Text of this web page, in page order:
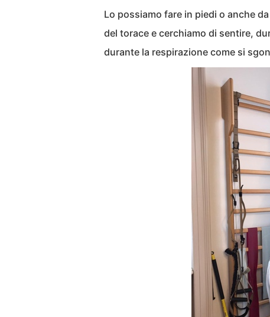
Lo possiamo fare in piedi o anche
del torace e cerchiamo di sentire,
durante la respirazione come si